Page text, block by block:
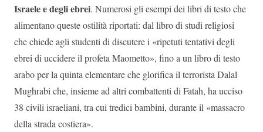
Israele e degli ebrei. Numerosi gli esempi dei libri di testo che
alimentano queste ostilità riportati: dal libro di studi religiosi
che chiede agli studenti di discutere i «ripetuti tentativi degli
ebrei di uccidere il profeta Maometto», fino a un libro di testo
arabo per la quinta elementare che glorifica il terrorista Dalal
Mughrabi che, insieme ad altri combattenti di Fatah, ha ucciso
38 civili israeliani, tra cui tredici bambini, durante il «massacro
della strada costiera».